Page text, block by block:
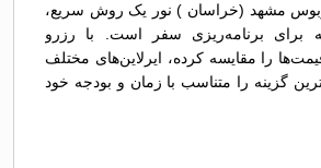
مشهد (خراسان ) نور یک روش سریع،
برای برنامه‌ریزی سفر است. با رزرو
قیمت‌ها را مقایسه کرده، ایرلاین‌های مختلف
گزینه را متناسب با زمان و بودجه خود